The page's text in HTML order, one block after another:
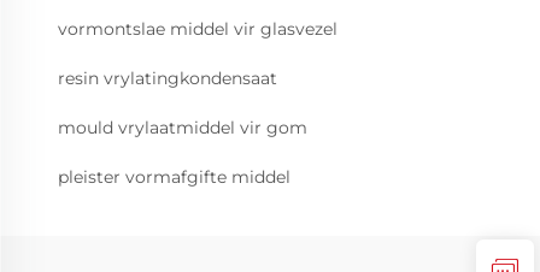
vormontslae middel vir glasvezel
resin vrylatingkondensaat
mould vrylaatmiddel vir gom
pleister vormafgifte middel